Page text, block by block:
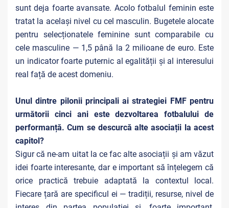
sunt deja foarte avansate. Acolo fotbalul feminin este
tratat la același nivel cu cel masculin. Bugetele alocate
pentru selecționatele feminine sunt comparabile cu
cele masculine — 1,5 până la 2 milioane de euro. Este
un indicator foarte puternic al egalității și al interesului
real față de acest domeniu.
Unul dintre pilonii principali ai strategiei FMF pentru
următorii cinci ani este dezvoltarea fotbalului de
performanță. Cum se descurcă alte asociații la acest
capitol?
Sigur că ne-am uitat la ce fac alte asociații și am văzut
idei foarte interesante, dar e important să înțelegem că
orice practică trebuie adaptată la contextul local.
Fiecare țară are specificul ei — tradiții, resurse, nivel de